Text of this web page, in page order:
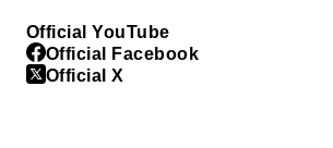
Official YouTube
Official Facebook
Official X